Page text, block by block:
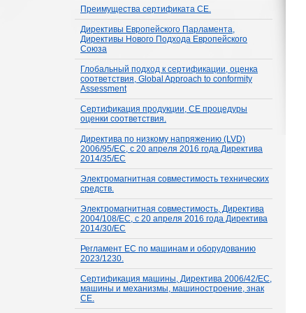
Преимущества сертификата СЕ.
Директивы Европейского Парламента,
Директивы Нового Подхода Европейского
Союза
Глобальный подход к сертификации, оценка
соответствия, Global Approach to conformity
Assessment
Сертификация продукции, СЕ процедуры
оценки соответствия.
Директива по низкому напряжению (LVD)
2006/95/EС, с 20 апреля 2016 года Директива
2014/35/ЕС
Электромагнитная совместимость технических
средств.
Электромагнитная совместимость, Директива
2004/108/ЕС, с 20 апреля 2016 года Директива
2014/30/ЕС
Регламент ЕС по машинам и оборудованию
2023/1230.
Сертификация машины, Директива 2006/42/ЕС,
машины и механизмы, машиностроение, знак
СЕ.